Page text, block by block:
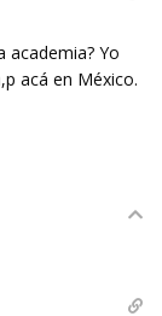
academia? Yo
acá en México.